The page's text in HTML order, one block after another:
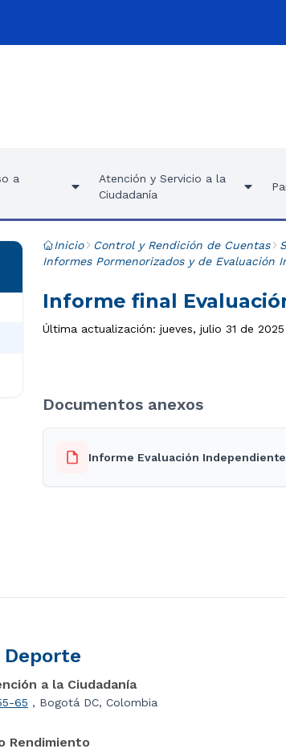
a
Atención y Servicio a la
Ciudadanía
Inicio Control y Rendición de Cuentas
Informes Pormenorizados y de
Informe final
Última actualización: jueves, julio 31 de 2025
Documentos anexos
Informe Evaluación
a la Ciudadanía
65 , Bogotá DC, Colombia
Rendimiento